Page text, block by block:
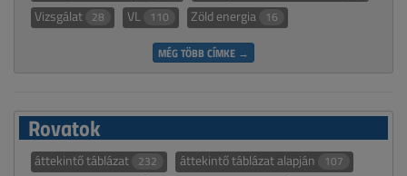
Vizsgálat 28 VL 110 Zöld energia 16
MÉG TÖBB CÍMKE →
Rovatok
áttekintő táblázat 232 áttekintő táblázat alapján 107